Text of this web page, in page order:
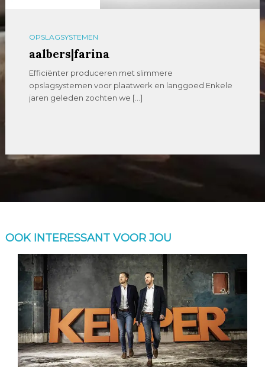
OPSLAGSYSTEMEN
aalbers|farina
Efficiënter produceren met slimmere
opslagsystemen voor plaatwerk en langgoed Enkele
jaren geleden zochten we […]
OOK INTERESSANT VOOR JOU